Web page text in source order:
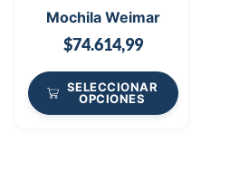
Mochila Weimar
$74.614,99
SELECCIONAR
OPCIONES